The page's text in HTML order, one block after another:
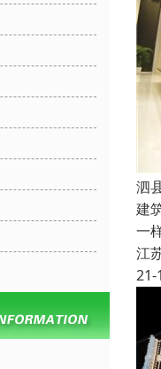
泗
建
一
江
21-